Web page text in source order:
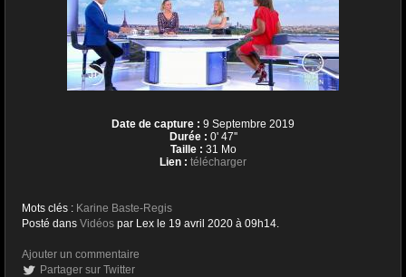
Date de capture : 9 Septembre 2019
Durée : 0' 47''
Taille : 31 Mo
Lien : télécharger
Mots clés : Karine Baste-Regis
Posté dans Vidéos par Lex le 19 avril 2020 à 09h14.
Ajouter un commentaire
Partager sur Twitter